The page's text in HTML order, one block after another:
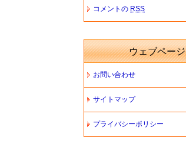
コメントの RSS
ウェブページ
お問い合わせ
サイトマップ
プライバシーポリシー